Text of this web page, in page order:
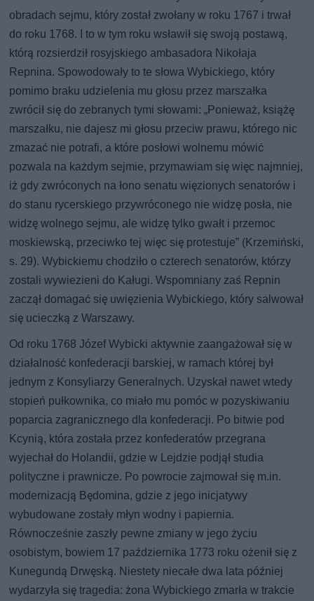
obradach sejmu, który został zwołany w roku 1767 i trwał
do roku 1768. I to w tym roku wsławił się swoją postawą,
którą rozsierdził rosyjskiego ambasadora Nikołaja
Repnina. Spowodowały to te słowa Wybickiego, który
pomimo braku udzielenia mu głosu przez marszałka
zwrócił się do zebranych tymi słowami: „Ponieważ, książę
marszałku, nie dajesz mi głosu przeciw prawu, którego nic
zmazać nie potrafi, a które posłowi wolnemu mówić
pozwala na każdym sejmie, przymawiam się więc najmniej,
iż gdy zwróconych na łono senatu więzionych senatorów i
do stanu rycerskiego przywróconego nie widzę posła, nie
widzę wolnego sejmu, ale widzę tylko gwałt i przemoc
moskiewską, przeciwko tej więc się protestuje” (Krzemiński,
s. 29). Wybickiemu chodziło o czterech senatorów, którzy
zostali wywiezieni do Kaługi. Wspomniany zaś Repnin
zaczął domagać się uwięzienia Wybickiego, który salwował
się ucieczką z Warszawy.
Od roku 1768 Józef Wybicki aktywnie zaangażował się w
działalność konfederacji barskiej, w ramach której był
jednym z Konsyliarzy Generalnych. Uzyskał nawet wtedy
stopień pułkownika, co miało mu pomóc w pozyskiwaniu
poparcia zagranicznego dla konfederacji. Po bitwie pod
Kcynią, która została przez konfederatów przegrana
wyjechał do Holandii, gdzie w Lejdzie podjął studia
polityczne i prawnicze. Po powrocie zajmował się m.in.
modernizacją Będomina, gdzie z jego inicjatywy
wybudowane zostały młyn wodny i papiernia.
Równocześnie zaszły pewne zmiany w jego życiu
osobistym, bowiem 17 października 1773 roku ożenił się z
Kunegundą Drwęską. Niestety niecałe dwa lata później
wydarzyła się tragedia: żona Wybickiego zmarła w trakcie